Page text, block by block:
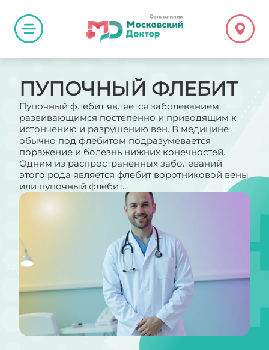
ПУПОЧНЫЙ ФЛЕБИТ
Пупочный флебит является заболеванием,
развивающимся постепенно и приводящим к
истончению и разрушению вен. В медицине
обычно под флебитом подразумевается
поражение и болезнь нижних конечностей.
Одним из распространенных заболеваний
этого рода является флебит воротниковой вены
или пупочный флебит...